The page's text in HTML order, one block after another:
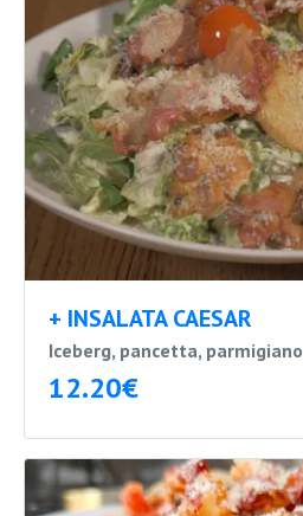
+ INSALATA CAESAR
Iceberg, pancetta,
12.20€